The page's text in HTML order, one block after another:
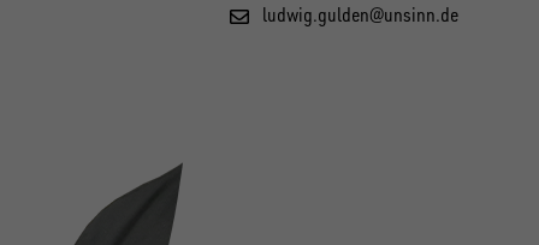
ludwig.gulden@unsinn.de